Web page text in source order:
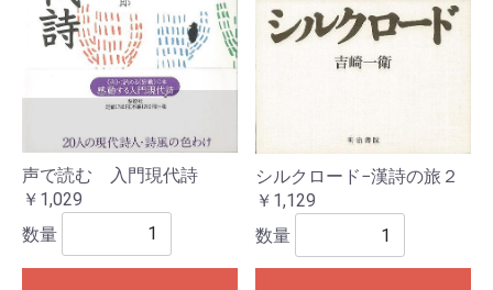
声で読む 入門現代詩
￥1,029
数量
シルクロード−漢詩の旅２
￥1,129
数量